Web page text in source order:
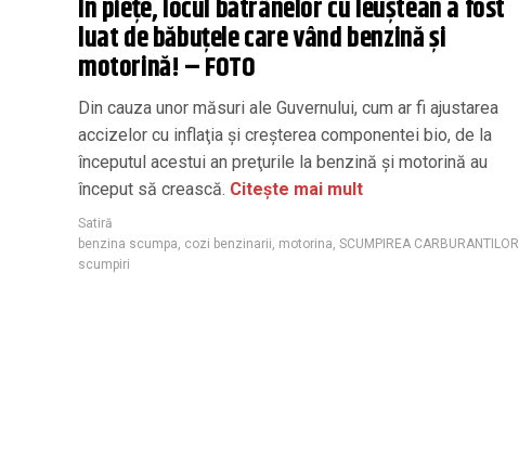
În piețe, locul bătrânelor cu leuştean a fost
luat de băbuţele care vând benzină şi
motorină! – FOTO
Din cauza unor măsuri ale Guvernului, cum ar fi ajustarea
accizelor cu inflaţia şi creşterea componentei bio, de la
începutul acestui an preţurile la benzină şi motorină au
început să crească. Citește mai mult
Satiră
benzina scumpa cozi benzinarii motorina SCUMPIREA CARBURANTILOR
scumpiri